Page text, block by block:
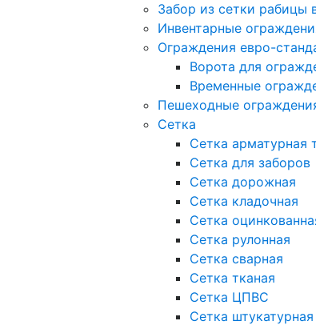
Забор из сетки рабицы
Инвентарные
Ограждения евро-
Ворота для
Временные
Пешеходные
Сетка
Сетка арматурная
Сетка для заборов
Сетка дорожная
Сетка кладочная
Сетка
Сетка рулонная
Сетка сварная
Сетка тканая
Сетка ЦПВС
Сетка